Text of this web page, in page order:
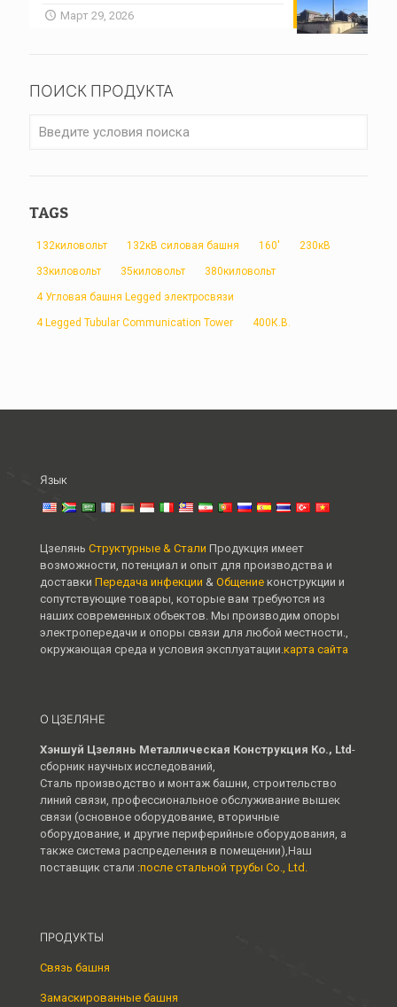
Март 29, 2026
ПОИСК ПРОДУКТА
TAGS
132киловольт 132кВ силовая башня 160' 230кВ
33киловольт 35киловольт 380киловольт
4 Угловая башня Legged электросвязи
4 Legged Tubular Communication Tower 400К.В.
Язык
Цзелянь Структурные & Стали Продукция имеет
возможности, потенциал и опыт для производства и
доставки Передача инфекции & Общение конструкции и
сопутствующие товары, которые вам требуются из
наших современных объектов. Мы производим опоры
электропередачи и опоры связи для любой местности.,
окружающая среда и условия эксплуатации.карта сайта
О ЦЗЕЛЯНЕ
Хэншуй Цзелянь Металлическая Конструкция Ко., Ltd-
сборник научных исследований,
Сталь производство и монтаж башни, строительство
линий связи, профессиональное обслуживание вышек
связи (основное оборудование, вторичные
оборудование, и другие периферийные оборудования, а
также система распределения в помещении),Наш
поставщик стали :после стальной трубы Co., Ltd.
ПРОДУКТЫ
Связь башня
Замаскированные башня